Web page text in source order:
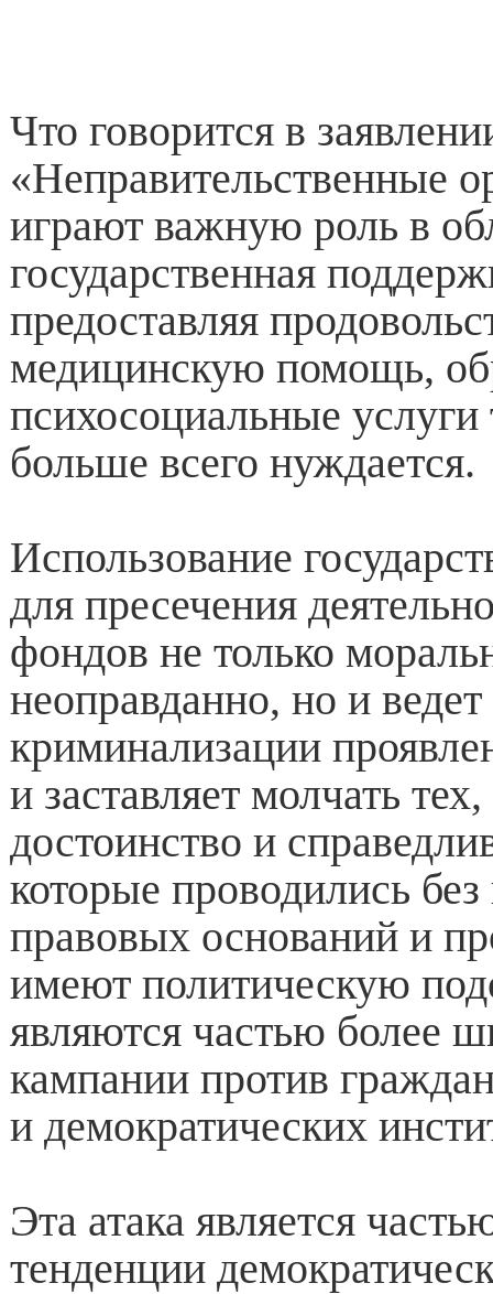
Что говорится в
«Неправительственные
играют важную роль в
государственная
предоставляя
медицинскую помощь,
психосоциальные услуги
больше всего нуждается.
Использование
для пресечения
фондов не только
неоправданно, но и ведет
криминализации
и заставляет молчать
достоинство и
которые проводились
правовых оснований и
имеют политическую
являются частью более
кампании против
и демократических
Эта атака является
тенденции